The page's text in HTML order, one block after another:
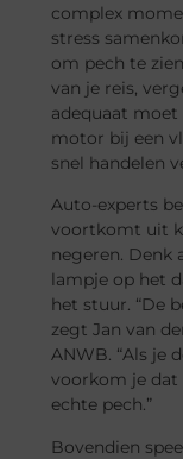
complex
stress
om pech te
van je reis,
adequaat moet
motor bij een
snel handelen
Auto-experts
voortkomt uit
negeren. Denk
lampje op het
het stuur. “De
zegt Jan van
ANWB. “Als je
voorkom je
echte pech.”
Bovendien